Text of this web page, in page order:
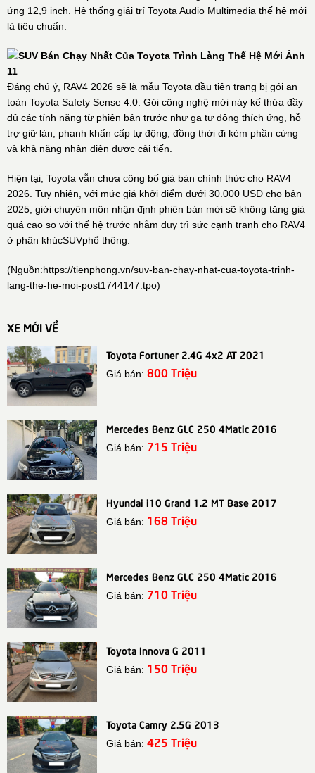
ứng 12,9 inch. Hệ thống giải trí Toyota Audio Multimedia thế hệ mới
là tiêu chuẩn.
Đáng chú ý, RAV4 2026 sẽ là mẫu Toyota đầu tiên trang bị gói an
toàn Toyota Safety Sense 4.0. Gói công nghệ mới này kế thừa đầy
đủ các tính năng từ phiên bản trước như ga tự động thích ứng, hỗ
trợ giữ làn, phanh khẩn cấp tự động, đồng thời đi kèm phần cứng
và khả năng nhận diện được cải tiến.
Hiện tại, Toyota vẫn chưa công bố giá bán chính thức cho RAV4
2026. Tuy nhiên, với mức giá khởi điểm dưới 30.000 USD cho bản
2025, giới chuyên môn nhận định phiên bản mới sẽ không tăng giá
quá cao so với thế hệ trước nhằm duy trì sức cạnh tranh cho RAV4
ở phân khúcSUVphổ thông.
(Nguồn:https://tienphong.vn/suv-ban-chay-nhat-cua-toyota-trinh-
lang-the-he-moi-post1744147.tpo)
XE MỚI VỀ
Toyota Fortuner 2.4G 4x2 AT 2021
Giá bán:800 Triệu
Mercedes Benz GLC 250 4Matic 2016
Giá bán: 715 Triệu
Hyundai i10 Grand 1.2 MT Base 2017
Giá bán: 168 Triệu
Mercedes Benz GLC 250 4Matic 2016
Giá bán: 710 Triệu
Toyota Innova G 2011
Giá bán: 150 Triệu
Toyota Camry 2.5G 2013
Giá bán:425 Triệu